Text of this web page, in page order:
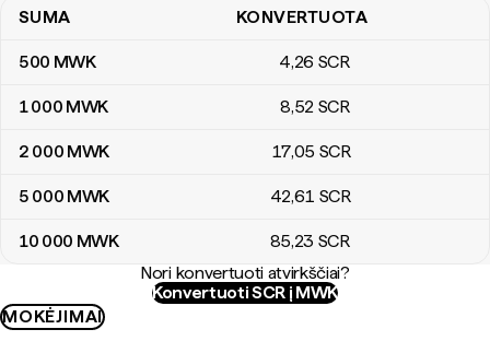
Malavio kvačos į Seišelių rupijos konvertavimo lentelė
SUMA KONVERTUOTA
500 MWK 4,26 SCR
1 000 MWK 8,52 SCR
2 000 MWK 17,05 SCR
5 000 MWK 42,61 SCR
10 000 MWK 85,23 SCR
Nori konvertuoti atvirkščiai?
Konvertuoti SCR į MWK
MOKĖJIMAI